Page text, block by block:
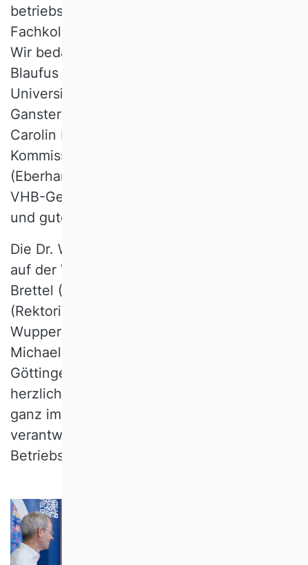
betriebswirtschaftlichen Gebiete im DFG-
Fachkollegium Wirtschaftswissenschaften.
Wir bedanken uns ganz herzlich bei Kay
Blaufus (Gottfried Wilhelm Leibniz
Universität Hannover), Margaretha
Gansterer (Universität Klagenfurt) und
Carolin Häussler (Universität Passau) sowie
Kommissionssprecher Christian Koziol
(Eberhard Karls Universität Tübingen &
VHB-Gesamtvorstand) für die konstruktive
und gute Zusammenarbeit.
Die Dr. Werner Jackstädt-Stiftung wurde
auf der VHB Tagung 2026 durch Malte
Brettel (RWTH Aachen) und Birgitta Wolff
(Rektorin der Bergischen Universität
Wuppertal) vertreten. Der VHB-Vorsitzende
Michael Wolff (Georg-August-Universität
Göttingen) sprach der Stiftung seinen
herzlichen Dank für die Kooperation aus -
ganz im Sinne einer erfolgreichen und
verantwortungsvollen Zukunft der
Betriebswirtschaftslehre!